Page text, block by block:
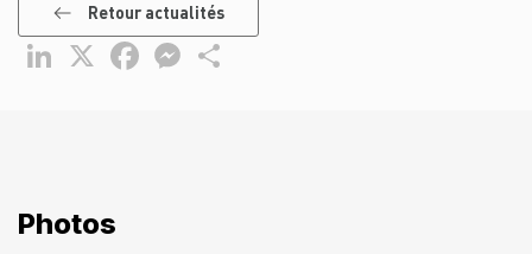
Retour actualités
LinkedIn
X FacebookMessenger
Photos